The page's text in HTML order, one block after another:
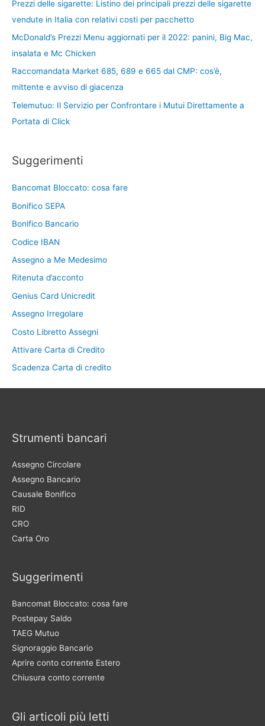
Prezzi delle sigarette: Listino dei principali prezzi delle sigarette
vendute in Italia con relativi costi per pacchetto
McDonald’s Prezzi Menu aggiornati per il 2022: panini, Big Mac,
insalata e Mc Chicken
Raccomandata Market 685, 689 e 665 dal CMP: cos’è,
mittente e avviso di giacenza
Telemutuo: Il Servizio per Confrontare i Mutui Direttamente a
Portata di Click
Suggerimenti
Bancomat Bloccato: cosa fare
Bonifico SEPA
Bonifico Bancario
Codice IBAN
Assegno a Me Medesimo
Ritenuta d’acconto
Genius Card Unicredit
Assegno Irregolare
Costo Libretto Assegni
Attivare Carta di Credito
Scadenza Carta di credito
Strumenti bancari
Assegno Circolare
Assegno Bancario
Causale Bonifico
RID
CRO
Carta Oro
Suggerimenti
Bancomat Bloccato: cosa fare
Postepay Saldo
TAEG Mutuo
Signoraggio Bancario
Aprire conto corrente Estero
Chiusura conto corrente
Gli articoli più letti